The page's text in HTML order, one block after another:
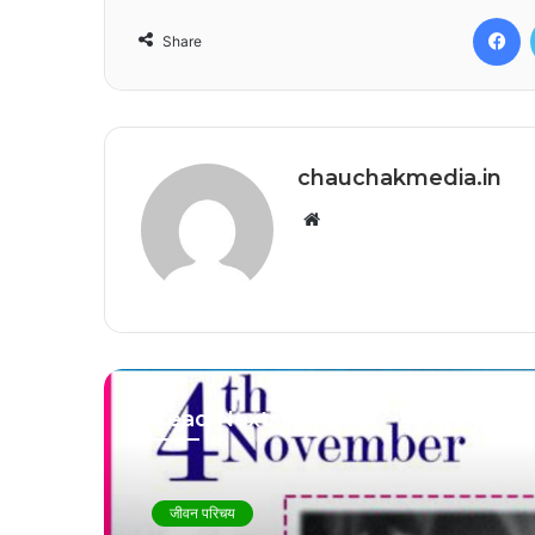
Share
chauchakmedia.in
Website
Read Next
जीवन परिचय